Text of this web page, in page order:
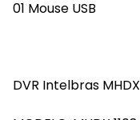
01 Mouse USB
DVR Intelbras